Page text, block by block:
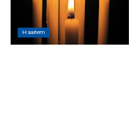
Haarlem